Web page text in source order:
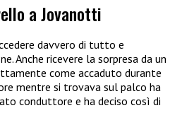
a Jovanotti
davvero di tutto e
Anche ricevere la sorpresa da un
come accaduto durante
mentre si trovava sul palco ha
conduttore e ha deciso così di